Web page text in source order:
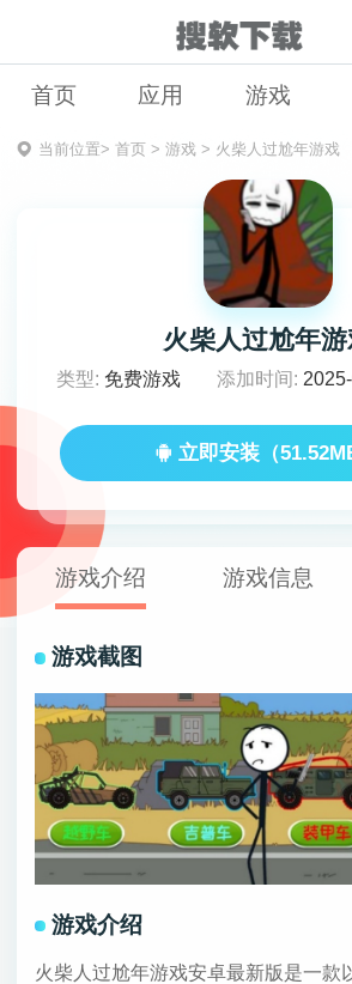
首页 应用 游戏
当前位置> 首页> 游戏> 火柴人过尬年游戏
火柴人过尬年
类型: 免费游戏 添加时间:
立即安装（
游戏介绍 游戏信息
游戏截图
游戏介绍
火柴人过尬年游戏安卓最新版是一款